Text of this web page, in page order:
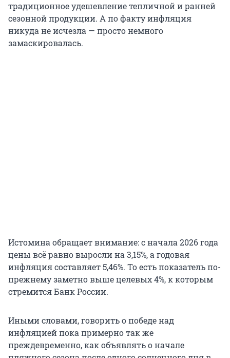
традиционное удешевление тепличной и ранней
сезонной продукции. А по факту инфляция
никуда не исчезла — просто немного
замаскировалась.
Истомина обращает внимание: с начала 2026 года
цены всё равно выросли на 3,15%, а годовая
инфляция составляет 5,46%. То есть показатель по-
прежнему заметно выше целевых 4%, к которым
стремится Банк России.
Иными словами, говорить о победе над
инфляцией пока примерно так же
преждевременно, как объявлять о начале